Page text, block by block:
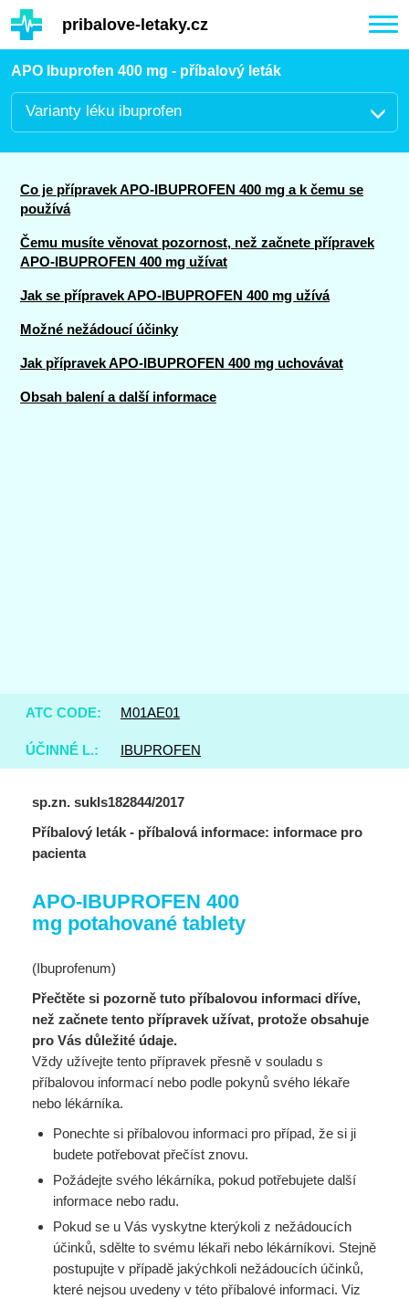
Hauptinhalt
pribalove-letaky.cz
APO Ibuprofen 400 mg - příbalový leták
Varianty léku ibuprofen
Co je přípravek APO-IBUPROFEN 400 mg a k čemu se
používá
Čemu musíte věnovat pozornost, než začnete přípravek
APO-IBUPROFEN 400 mg užívat
Jak se přípravek APO-IBUPROFEN 400 mg užívá
Možné nežádoucí účinky
Jak přípravek APO-IBUPROFEN 400 mg uchovávat
Obsah balení a další informace
ATC CODE: M01AE01
ÚČINNÉ L.: IBUPROFEN
sp.zn. sukls182844/2017
Příbalový leták - příbalová informace: informace pro
pacienta
APO-IBUPROFEN 400
mg potahované tablety
(Ibuprofenum)
Přečtěte si pozorně tuto příbalovou informaci dříve,
než začnete tento přípravek užívat, protože obsahuje
pro Vás důležité údaje.
Vždy užívejte tento přípravek přesně v souladu s
příbalovou informací nebo podle pokynů svého lékaře
nebo lékárníka.
Ponechte si příbalovou informaci pro případ, že si ji
budete potřebovat přečíst znovu.
Požádejte svého lékárníka, pokud potřebujete další
informace nebo radu.
Pokud se u Vás vyskytne kterýkoli z nežádoucích
účinků, sdělte to svému lékaři nebo lékárníkovi. Stejně
postupujte v případě jakýchkoli nežádoucích účinků,
které nejsou uvedeny v této příbalové informaci. Viz